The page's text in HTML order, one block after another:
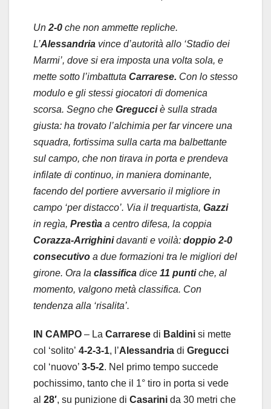
Un 2-0 che non ammette repliche.
L’Alessandria vince d’autorità allo ‘Stadio dei
Marmi’, dove si era imposta una volta sola, e
mette sotto l’imbattuta Carrarese. Con lo stesso
modulo e gli stessi giocatori di domenica
scorsa. Segno che Gregucciè sulla strada
giusta: ha trovato l’alchimia per far vincere una
squadra, fortissima sulla carta ma balbettante
sul campo, che non tirava in porta e prendeva
infilate di continuo, in maniera dominante,
facendo del portiere avversario il migliore in
campo ‘per distacco’. Via il trequartista, Gazzi
in regìa, Prestìa a centro difesa, la coppia
Corazza-Arrighinidavanti e voilà: doppio 2-0
consecutivo a due formazioni tra le migliori del
girone. Ora la classifica dice 11 puntiche, al
momento, valgono metà classifica. Con
tendenza alla ‘risalita’.
IN CAMPO – La Carrarese di Baldini si mette
col ‘solito’ 4-2-3-1, l’Alessandria di Gregucci
col ‘nuovo’ 3-5-2. Nel primo tempo succede
pochissimo, tanto che il 1° tiro in porta si vede
al 28′, su punizione di Casarini da 30 metri che